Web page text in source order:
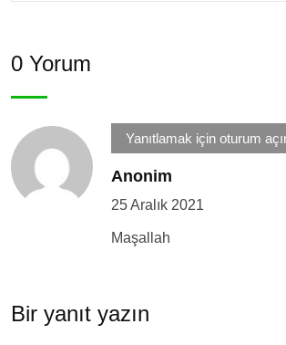
0 Yorum
Yanıtlamak için oturum
Anonim
25 Aralık 2021
Maşallah
Bir yanıt yazın